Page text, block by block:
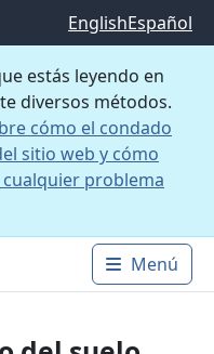
EnglishEspañol
estás leyendo en
diversos métodos.
cómo el condado
sitio web y cómo
problema
Main
Menú